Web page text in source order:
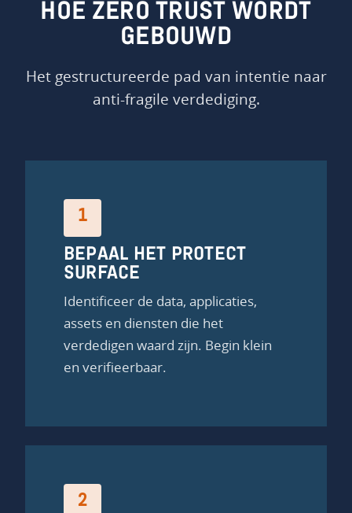
HOE ZERO TRUST WORDT
GEBOUWD
Het gestructureerde pad van intentie naar
anti-fragile verdediging.
1
BEPAAL HET PROTECT
SURFACE
Identificeer de data, applicaties,
assets en diensten die het
verdedigen waard zijn. Begin klein
en verifieerbaar.
2